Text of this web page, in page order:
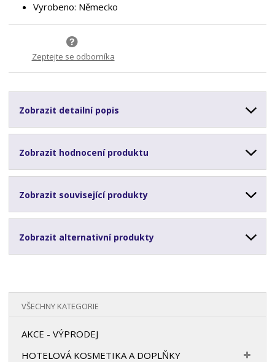
Vyrobeno: Německo
Zeptejte se odborníka
Zobrazit detailní popis
Zobrazit hodnocení produktu
Zobrazit související produkty
Zobrazit alternativní produkty
VŠECHNY KATEGORIE
AKCE - VÝPRODEJ
HOTELOVÁ KOSMETIKA A DOPLŇKY